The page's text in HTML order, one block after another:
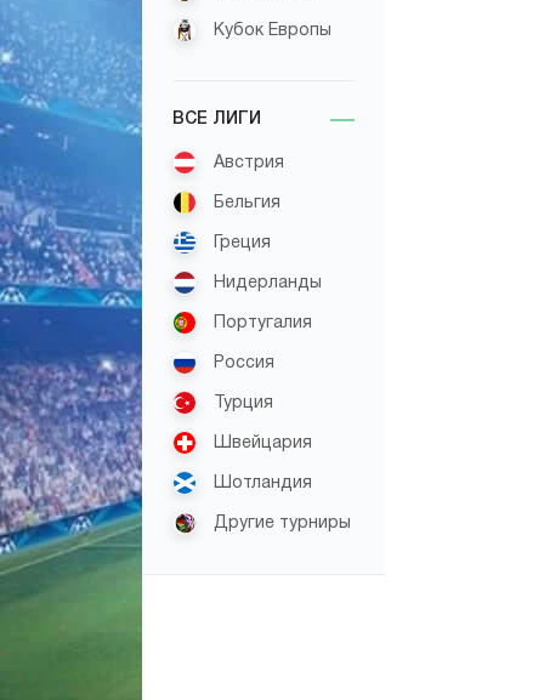
Кубок Европы
ВСЕ ЛИГИ
Австрия
Бельгия
Греция
Нидерланды
Португалия
Россия
Турция
Швейцария
Шотландия
Другие турниры